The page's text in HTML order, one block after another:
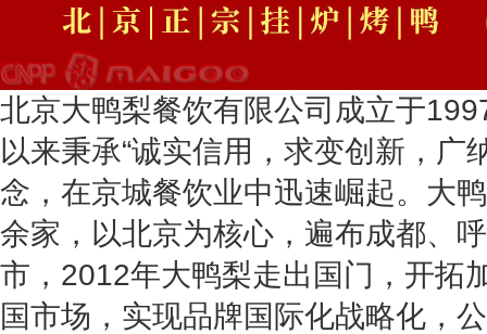
北京大鸭梨餐饮有限公司成立于
以来秉承“诚实信用，求变创新，广
念，在京城餐饮业中迅速崛起。大
余家，以北京为核心，遍布成都、
市，2012年大鸭梨走出国门，开拓
国市场，实现品牌国际化战略化，